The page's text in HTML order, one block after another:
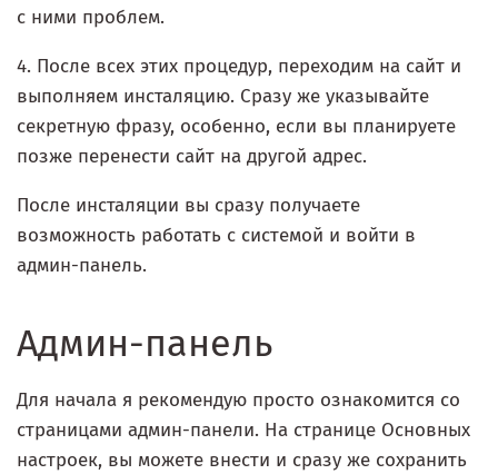
с ними проблем.
4. После всех этих процедур, переходим на сайт и
выполняем инсталяцию. Сразу же указывайте
секретную фразу, особенно, если вы планируете
позже перенести сайт на другой адрес.
После инсталяции вы сразу получаете
возможность работать с системой и войти в
админ-панель.
Админ-панель
Для начала я рекомендую просто ознакомится со
страницами админ-панели. На странице Основных
настроек, вы можете внести и сразу же сохранить